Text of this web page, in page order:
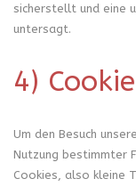
sicherstellt und eine
untersagt.
4)
Um den Besuch
Nutzung bestimmter
Cookies, also kleine